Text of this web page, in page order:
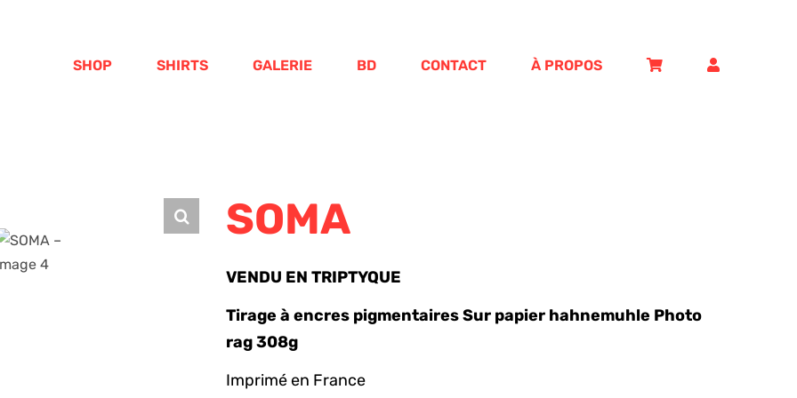
SHOP SHIRTS GALERIE BD CONTACT À PROPOS
SOMA
VENDU EN TRIPTYQUE
Tirage à encres pigmentaires Sur papier hahnemuhle Photo
rag 308g
Imprimé en France